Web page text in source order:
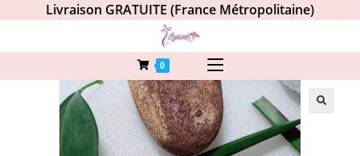
Livraison GRATUITE (France Métropolitaine)
0